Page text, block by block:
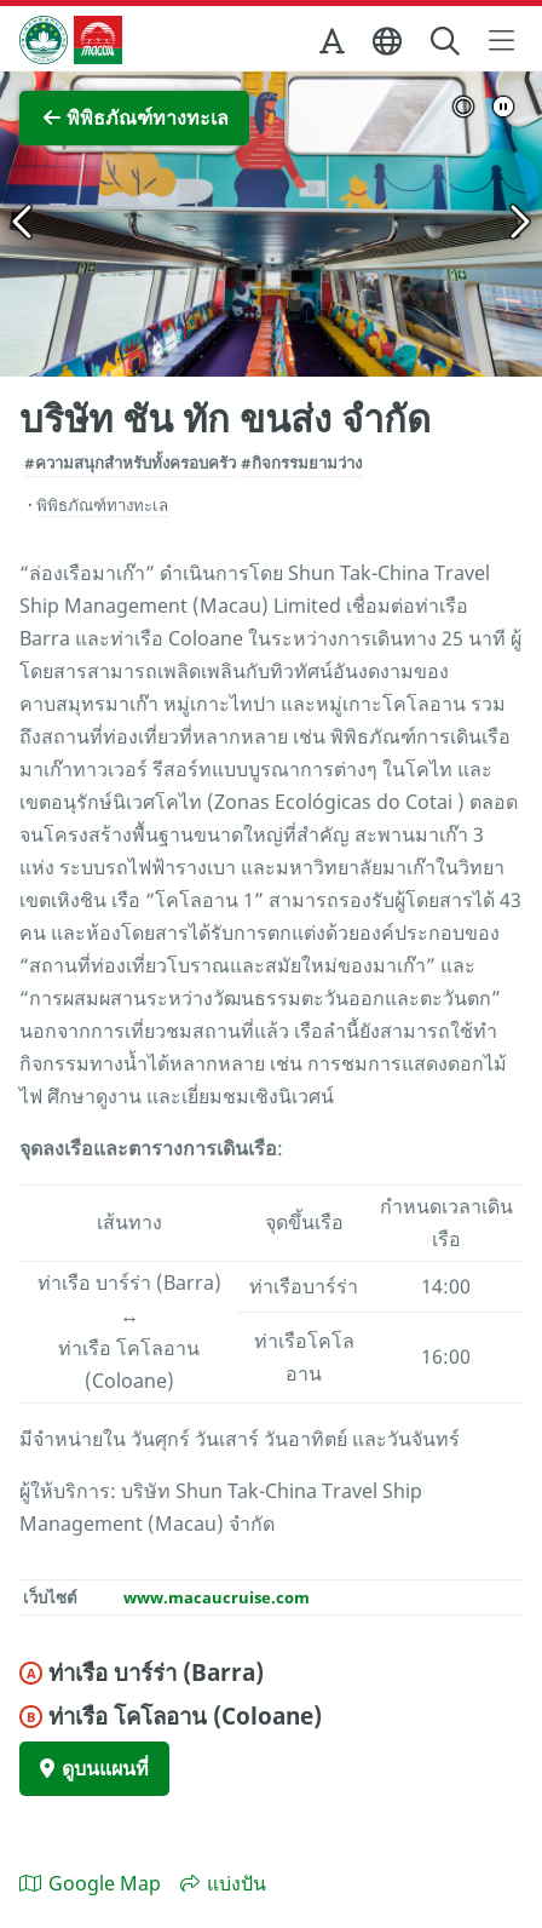
Skip to Main Content
สำนักงานการท่องเที่ยวของรัฐบาลมาเก๊า
พิพิธภัณฑ์ทางทะเล
ภาพขยาย
บริษัท ชัน ทัก ขนส่ง จำกัด
#ความสนุกสำหรับทั้งครอบครัว #กิจกรรมยามว่าง
พิพิธภัณฑ์ทางทะเล
“ล่องเรือมาเก๊า” ดำเนินการโดย Shun Tak-China Travel
Ship Management (Macau) Limited เชื่อมต่อท่าเรือ
Barra และท่าเรือ Coloane ในระหว่างการเดินทาง 25 นาที ผู้
โดยสารสามารถเพลิดเพลินกับทิวทัศน์อันงดงามของ
คาบสมุทรมาเก๊า หมู่เกาะไทปา และหมู่เกาะโคโลอาน รวม
ถึงสถานที่ท่องเที่ยวที่หลากหลาย เช่น พิพิธภัณฑ์การเดินเรือ
มาเก๊าทาวเวอร์ รีสอร์ทแบบบูรณาการต่างๆ ในโคไท และ
เขตอนุรักษ์นิเวศโคไท (Zonas Ecológicas do Cotai ) ตลอด
จนโครงสร้างพื้นฐานขนาดใหญ่ที่สำคัญ สะพานมาเก๊า 3
แห่ง ระบบรถไฟฟ้ารางเบา และมหาวิทยาลัยมาเก๊าในวิทยา
เขตเหิงชิน เรือ “โคโลอาน 1” สามารถรองรับผู้โดยสารได้ 43
คน และห้องโดยสารได้รับการตกแต่งด้วยองค์ประกอบของ
“สถานที่ท่องเที่ยวโบราณและสมัยใหม่ของมาเก๊า” และ
“การผสมผสานระหว่างวัฒนธรรมตะวันออกและตะวันตก”
นอกจากการเที่ยวชมสถานที่แล้ว เรือลำนี้ยังสามารถใช้ทำ
กิจกรรมทางน้ำได้หลากหลาย เช่น การชมการแสดงดอกไม้
ไฟ ศึกษาดูงาน และเยี่ยมชมเชิงนิเวศน์
จุดลงเรือและตารางการเดินเรือ:
เส้นทาง จุดขึ้นเรือ
กำหนดเวลาเดิน
เรือ
ท่าเรือ บาร์ร่า (Barra)
↔
ท่าเรือ โคโลอาน
(Coloane)
ท่าเรือบาร์ร่า 14:00
ท่าเรือโคโล
อาน
16:00
มีจำหน่ายใน วันศุกร์ วันเสาร์ วันอาทิตย์ และวันจันทร์
ผู้ให้บริการ: บริษัท Shun Tak-China Travel Ship
Management (Macau) จำกัด
เว็บไซต์ www.macaucruise.com
A ท่าเรือ บาร์ร่า (Barra)
B ท่าเรือ โคโลอาน (Coloane)
ดูบนแผนที่
Google Map แบ่งปัน